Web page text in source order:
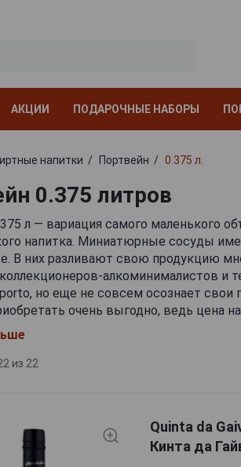
АКЦИИ ПОДАРОЧНЫЕ НАБОРЫ
напитки Портвейн 0.375 л.
0.375 литров
л — вариация самого маленького
напитка. Миниатюрные сосуды
В них разливают свою продукцию
алкоминималистов и
но еще не совсем осознает свои
очень выгодно, ведь цена
приемлемая. Это прекрасный сувенир
вариант для пробной дегустации.
из 22
Quinta da
Кинта да